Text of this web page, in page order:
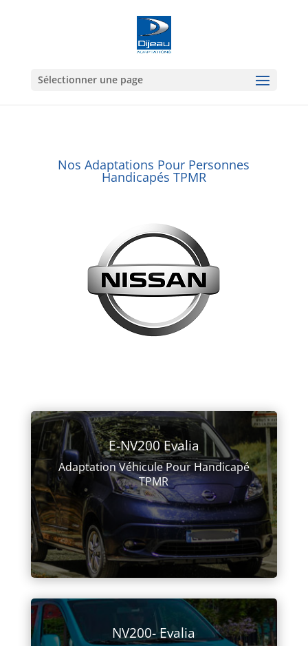
Sélectionner une page
Nos Adaptations Pour Personnes
Handicapés TPMR
E-NV200 Evalia
Adaptation Véhicule Pour Handicapé
TPMR
NV200- Evalia